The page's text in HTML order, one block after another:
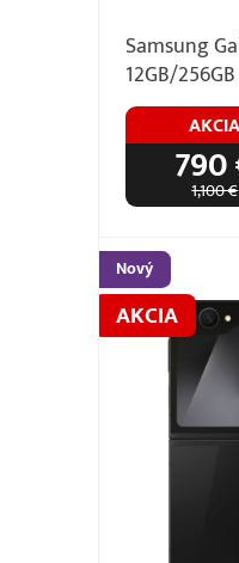
Samsung
12GB/
AKCIA
790
1,100 €
Nový
AKCIA